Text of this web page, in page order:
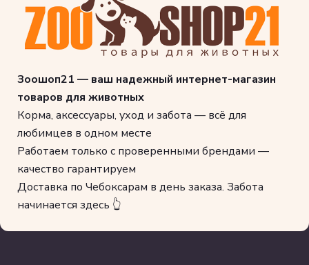
Зоошоп21 — ваш надежный интернет-магазин
товаров для животных
Корма, аксессуары, уход и забота — всё для
любимцев в одном месте
Работаем только с проверенными брендами —
качество гарантируем
Доставка по Чебоксарам в день заказа. Забота
начинается здесь 👆